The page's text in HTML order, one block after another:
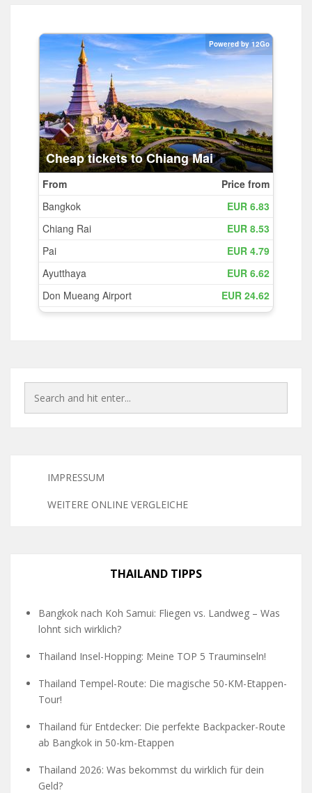
IMPRESSUM
WEITERE ONLINE VERGLEICHE
THAILAND TIPPS
Bangkok nach Koh Samui: Fliegen vs. Landweg – Was
lohnt sich wirklich?
Thailand Insel-Hopping: Meine TOP 5 Trauminseln!
Thailand Tempel-Route: Die magische 50-KM-Etappen-
Tour!
Thailand für Entdecker: Die perfekte Backpacker-Route
ab Bangkok in 50-km-Etappen
Thailand 2026: Was bekommst du wirklich für dein
Geld?